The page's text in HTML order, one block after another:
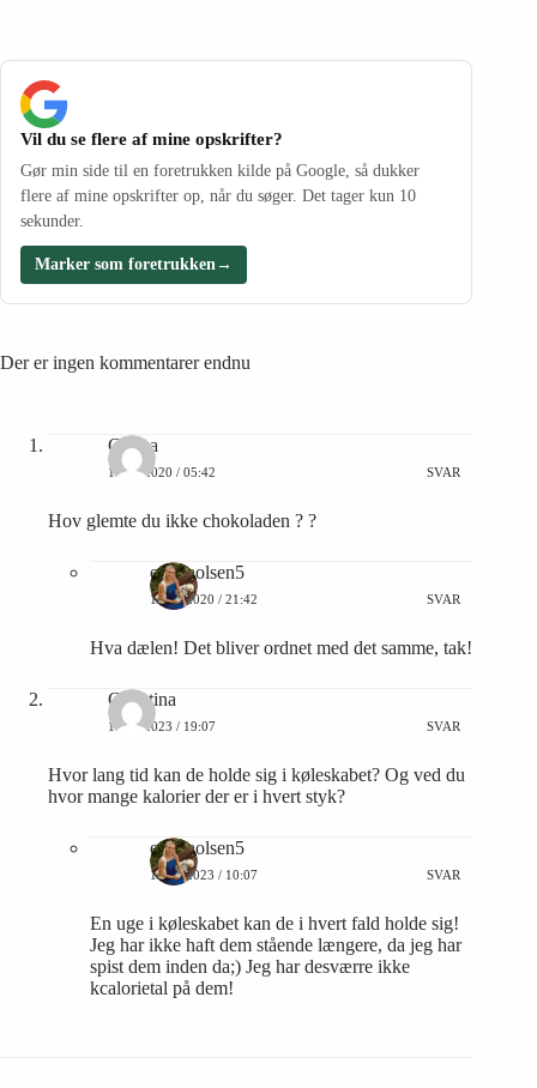
Vil du se flere af mine opskrifter?
Gør min side til en foretrukken kilde på Google, så dukker
flere af mine opskrifter op, når du søger. Det tager kun 10
sekunder.
Marker som foretrukken→
Der er ingen kommentarer endnu
Carina
19/01/2020 / 05:42 SVAR
Hov glemte du ikke chokoladen ? ?
emmaolsen5
19/01/2020 / 21:42 SVAR
Hva dælen! Det bliver ordnet med det samme, tak!
Christina
10/01/2023 / 19:07 SVAR
Hvor lang tid kan de holde sig i køleskabet? Og ved du
hvor mange kalorier der er i hvert styk?
emmaolsen5
18/01/2023 / 10:07 SVAR
En uge i køleskabet kan de i hvert fald holde sig!
Jeg har ikke haft dem stående længere, da jeg har
spist dem inden da;) Jeg har desværre ikke
kcalorietal på dem!